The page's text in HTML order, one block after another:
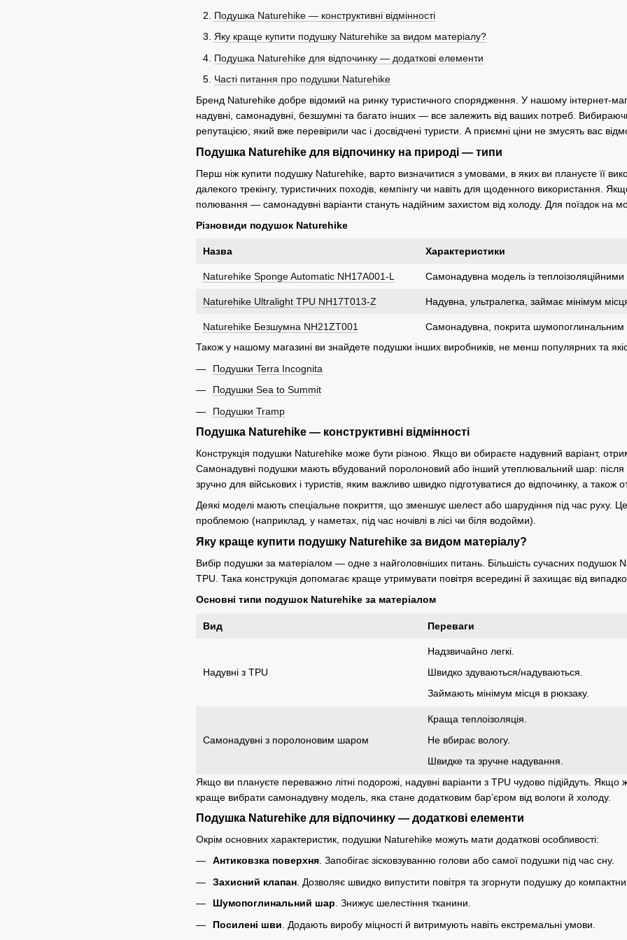
Подушка Naturehike — конструктивні відмінності
Яку краще купити подушку Naturehike за видом матеріалу?
Подушка Naturehike для відпочинку — додаткові елементи
Часті питання про подушки Naturehike
Бренд Naturehike добре відомий на ринку туристичного спорядження. У нашому інтернет-
надувні, самонадувні, безшумні та багато інших — все залежить від ваших потреб.
репутацією, який вже перевірили час і досвідчені туристи. А приємні ціни не змусять вас
Подушка Naturehike для відпочинку на природі — типи
Перш ніж купити подушку Naturehike, варто визначитися з умовами, в яких ви плануєте її
далекого трекінгу, туристичних походів, кемпінгу чи навіть для щоденного використання.
полювання — самонадувні варіанти стануть надійним захистом від холоду. Для поїздок на
Різновиди подушок Naturehike
Назва Характеристики
Naturehike Sponge Automatic NH17A001-L Самонадувна модель із
Naturehike Ultralight TPU NH17T013-Z Надувна, ультралегка, займає мінімум
Naturehike Безшумна NH21ZT001
Самонадувна, покрита шумопоглинальним
Також у нашому магазині ви знайдете подушки інших виробників, не менш популярних та
Подушки Terra Incognita
Подушки Sea to Summit
Подушки Tramp
Подушка Naturehike — конструктивні відмінності
Конструкція подушки Naturehike може бути різною. Якщо ви обираєте надувний варіант,
Самонадувні подушки мають вбудований поролоновий або інший утеплювальний шар: після
зручно для військових і туристів, яким важливо швидко підготуватися до відпочинку, а
Деякі моделі мають спеціальне покриття, що зменшує шелест або шарудіння під час руху.
проблемою (наприклад, у наметах, під час ночівлі в лісі чи біля водойми).
Яку краще купити подушку Naturehike за видом матеріалу?
Вибір подушки за матеріалом — одне з найголовніших питань. Більшість сучасних подушок
TPU. Така конструкція допомагає краще утримувати повітря всередині й захищає від
Основні типи подушок Naturehike за матеріалом
Вид Переваги
Надувні з TPU
Надзвичайно легкі.
Швидко здуваються/надуваються.
Займають мінімум місця в рюкзаку.
Самонадувні з поролоновим шаром
Краща теплоізоляція.
Не вбирає вологу.
Швидке та зручне надування.
Якщо ви плануєте переважно літні подорожі, надувні варіанти з TPU чудово підійдуть.
краще вибрати самонадувну модель, яка стане додатковим бар’єром від вологи й холоду.
Подушка Naturehike для відпочинку — додаткові елементи
Окрім основних характеристик, подушки Naturehike можуть мати додаткові особливості:
Антиковзка поверхня. Запобігає зісковзуванню голови або самої подушки під час сну.
Захисний клапан . Дозволяє швидко випустити повітря та згорнути подушку до
Шумопоглинальний шар . Знижує шелестіння тканини.
Посилені шви . Додають виробу міцності й витримують навіть екстремальні умови.